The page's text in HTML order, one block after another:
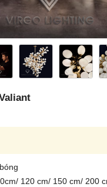
120 cm/ 150 cm/ 200